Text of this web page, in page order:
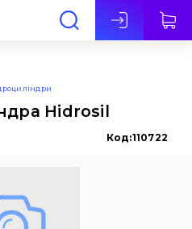
Hidrosil
Код:110722